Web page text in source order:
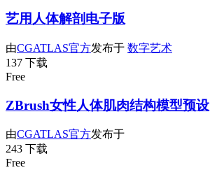
艺用人体解剖电子版
由CGATLAS官方发布于 数字艺术
137 下载
Free
ZBrush女性人体肌肉结构模型预设
由CGATLAS官方发布于
243 下载
Free